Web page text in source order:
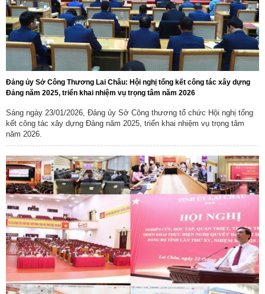
Đảng ủy Sở Công Thương Lai Châu: Hội nghị tổng kết công tác xây dựng
Đảng năm 2025, triển khai nhiệm vụ trọng tâm năm 2026
Sáng ngày 23/01/2026, Đảng ủy Sở Công thương tổ chức Hội nghị tổng
kết công tác xây dựng Đảng năm 2025, triển khai nhiệm vụ trọng tâm
năm 2026.